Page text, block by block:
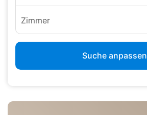
Zimmer
Suche anpassen